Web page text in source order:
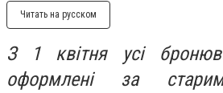
Читать на русском
З 1 квітня усі
оформлені за